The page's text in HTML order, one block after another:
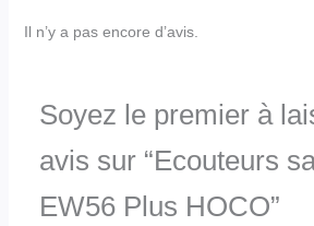
Il n’y a pas encore d’avis.
Soyez le premier à
avis sur “Ecouteurs
EW56 Plus HOCO”